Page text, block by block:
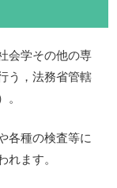
会学その他の専
う，法務省管轄
各種の検査等に
ます。